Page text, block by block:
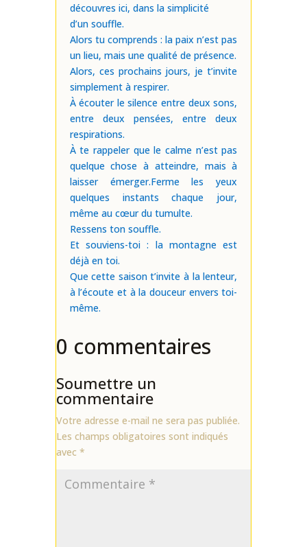
découvres ici, dans la simplicité
d’un souffle.
Alors tu comprends : la paix n’est pas
un lieu, mais une qualité de présence.
Alors, ces prochains jours, je t’invite
simplement à respirer.
À écouter le silence entre deux sons,
entre deux pensées, entre deux
respirations.
À te rappeler que le calme n’est pas
quelque chose à atteindre, mais à
laisser émerger.Ferme les yeux
quelques instants chaque jour,
même au cœur du tumulte.
Ressens ton souffle.
Et souviens-toi : la montagne est
déjà en toi.
Que cette saison t’invite à la lenteur,
à l’écoute et à la douceur envers toi-
même.
0 commentaires
Soumettre un
commentaire
Votre adresse e-mail ne sera pas publiée.
Les champs obligatoires sont indiqués
avec *